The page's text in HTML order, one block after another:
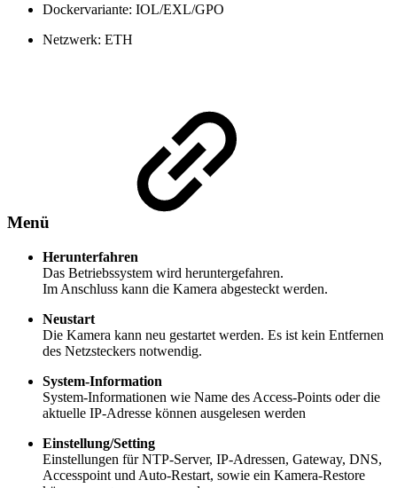
Dockervariante: IOL/EXL/GPO
Netzwerk: ETH
Menü
Herunterfahren
Das Betriebssystem wird heruntergefahren.
Im Anschluss kann die Kamera abgesteckt werden.
Neustart
Die Kamera kann neu gestartet werden. Es ist kein Entfernen
des Netzsteckers notwendig.
System-Information
System-Informationen wie Name des Access-Points oder die
aktuelle IP-Adresse können ausgelesen werden
Einstellung/Setting
Einstellungen für NTP-Server, IP-Adressen, Gateway, DNS,
Accesspoint und Auto-Restart, sowie ein Kamera-Restore